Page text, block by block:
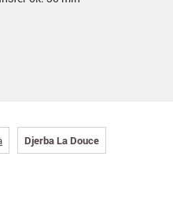
Djerba La Douce